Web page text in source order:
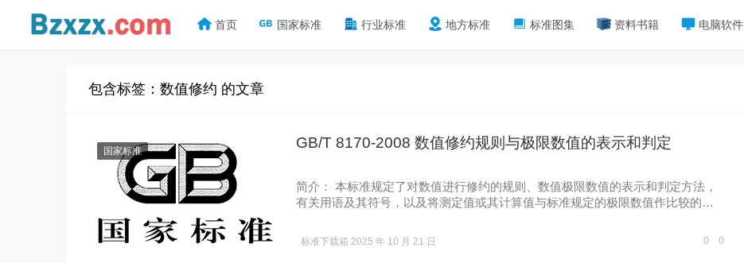
首页 国家标准 行业标准 地方标准 标准图集 资料书籍 电脑软件
包含标签：数值修约 的文章
国家标准 GB/T 8170-2008 数值修约规则与极限数值的表示和判定
简介： 本标准规定了对数值进行修约的规则、数值极限数值的表示和判定方法，
有关用语及其符号，以及将测定值或其计算值与标准规定的极限数值作比较的方
标准下载箱 2025 年 10 月 21 日 0 0